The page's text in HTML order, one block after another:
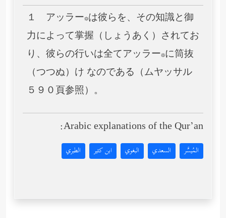
１ アッラー*は彼らを、その知識と御
力によって掌握（しょうあく）されてお
り、彼らの行いは全てアッラー*に筒抜
（つつぬ）け なのである（ムヤッサル
５９０頁参照）。
Arabic explanations of the Qur’an:
المُيسَّر السعدي البغوي ابن كثير الطبري